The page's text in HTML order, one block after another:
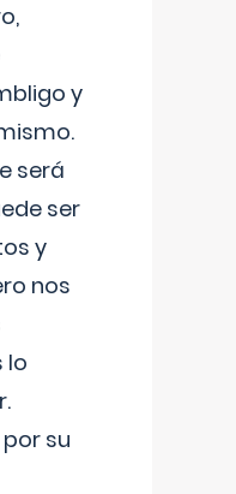
y
será
ser
y
nos
lo
su